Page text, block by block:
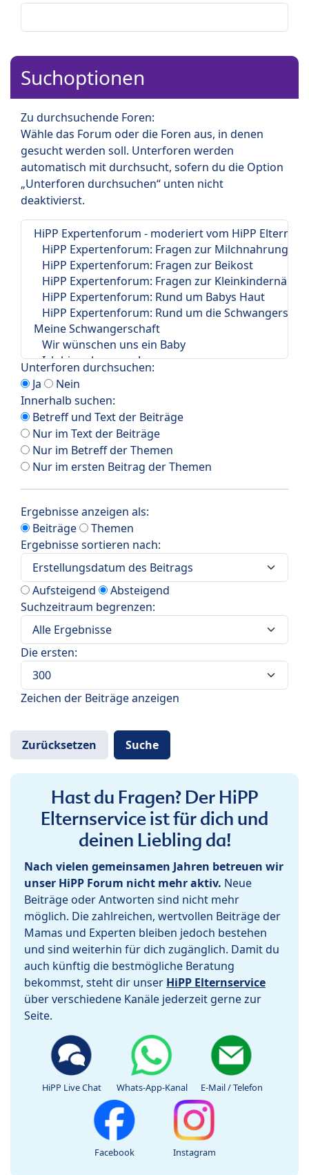
Suchoptionen
Zu durchsuchende Foren:
Wähle das Forum oder die Foren aus, in denen
gesucht werden soll. Unterforen werden
automatisch mit durchsucht, sofern du die Option
„Unterforen durchsuchen“ unten nicht
deaktivierst.
Unterforen durchsuchen:
Ja
Nein
Innerhalb suchen:
Betreff und Text der Beiträge
Nur im Text der Beiträge
Nur im Betreff der Themen
Nur im ersten Beitrag der Themen
Ergebnisse anzeigen als:
Beiträge
Themen
Ergebnisse sortieren nach:
Aufsteigend
Absteigend
Suchzeitraum begrenzen:
Die ersten:
Zeichen der Beiträge anzeigen
Hast du Fragen? Der HiPP
Elternservice ist für dich und
deinen Liebling da!
Nach vielen gemeinsamen Jahren betreuen wir
unser HiPP Forum nicht mehr aktiv. Neue
Beiträge oder Antworten sind nicht mehr
möglich. Die zahlreichen, wertvollen Beiträge der
Mamas und Experten bleiben jedoch bestehen
und sind weiterhin für dich zugänglich. Damit du
auch künftig die bestmögliche Beratung
bekommst, steht dir unser HiPP Elternservice
über verschiedene Kanäle jederzeit gerne zur
Seite.
HiPP Live Chat Whats-App-Kanal E-Mail / Telefon
Facebook Instagram